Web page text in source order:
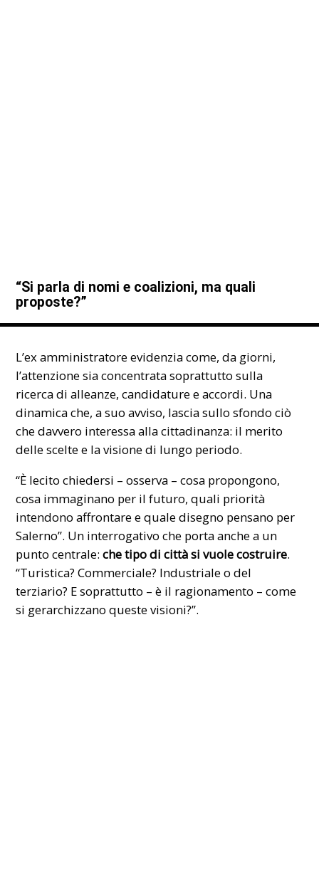
“Si parla di nomi e coalizioni, ma quali
proposte?”
L’ex amministratore evidenzia come, da giorni,
l’attenzione sia concentrata soprattutto sulla
ricerca di alleanze, candidature e accordi. Una
dinamica che, a suo avviso, lascia sullo sfondo ciò
che davvero interessa alla cittadinanza: il merito
delle scelte e la visione di lungo periodo.
“È lecito chiedersi – osserva – cosa propongono,
cosa immaginano per il futuro, quali priorità
intendono affrontare e quale disegno pensano per
Salerno”. Un interrogativo che porta anche a un
punto centrale:che tipo di città si vuole costruire.
“Turistica? Commerciale? Industriale o del
terziario? E soprattutto – è il ragionamento – come
si gerarchizzano queste visioni?”.